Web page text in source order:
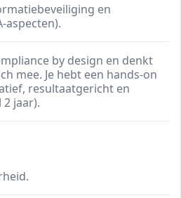
en
aspecten).
by design en denkt
mee. Je hebt een hands-on
resultaatgericht en
jaar).